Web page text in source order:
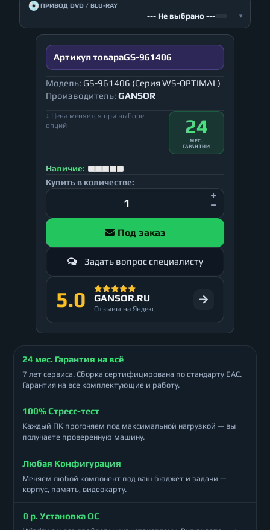
💿ПРИВОД DVD / BLU-RAY
--- Не выбрано --- ▾
Артикул товараGS-961406
Модель: GS-961406 (Серия WS-OPTIMAL)
Производитель: GANSOR
↕ Цена меняется при выборе
опций
24
МЕС.
ГАРАНТИИ
Наличие:
Купить в количестве:
Под заказ
Задать вопрос специалисту
5.0 GANSOR.RU
Отзывы на Яндекс
24 мес. Гарантия на всё
7 лет сервиса. Сборка сертифицирована по стандарту ЕАС.
Гарантия на все комплектующие и работу.
100% Стресс-тест
Каждый ПК прогоняем под максимальной нагрузкой — вы
получаете проверенную машину.
Любая Конфигурация
Меняем любой компонент под ваш бюджет и задачи —
корпус, память, видеокарту.
0 р. Установка ОС